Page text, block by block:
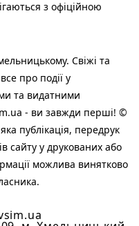
з офіційною
Свіжі та
про події у
та видатними
- ви завжди перші! ©
публiкацiя, передрук
сайту у друкованих або
можлива винятково